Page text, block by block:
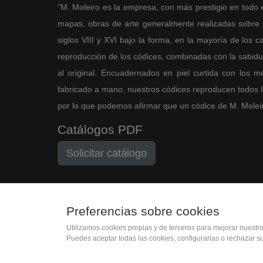
"M. Moleiro es la empresa, con más prestigio en todo
mapas, obras de arte generalmente realizadas
siglos VIII y XVI bajo la forma, en la mayoría de los
reproducción de los códices, combinadas con la
al original. Encuadernados en piel curtida con los
fabricado a mano, nuestros códices reproducen todos
por lo que podemos afirmar que un códice de M.
Catálogos PDF
Solicitar catálogo
(+34) 932 402 091
Preferencias sobre cookies
Utilizamos cookies propias y de terceros para mejorar
Puedes aceptar todas las cookies, configurarlas o rechazar